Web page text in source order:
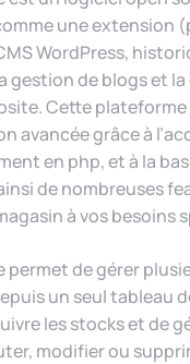
une extension
WordPress,
gestion de blogs et
Cette
avancée grâce à
en php, et à la
de nombreuses
à vos besoins
permet de gérer
un seul tableau
les stocks et de
modifier ou